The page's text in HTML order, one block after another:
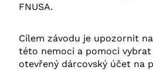
FNUSA.
Cílem závodu je upozornit
této nemoci a pomoci
otevřený dárcovský účet na